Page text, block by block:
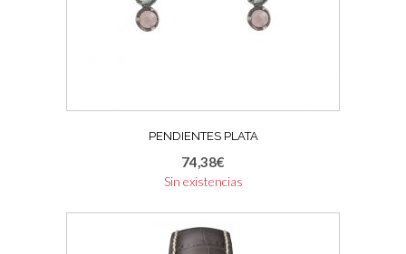
PENDIENTES PLATA
74,38€
Sin existencias